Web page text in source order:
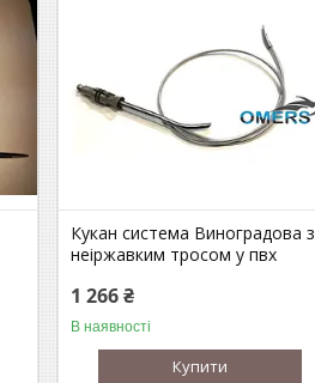
Кукан система Виноградова з
неіржавким тросом у пвх
1 266 ₴
В наявності
Купити